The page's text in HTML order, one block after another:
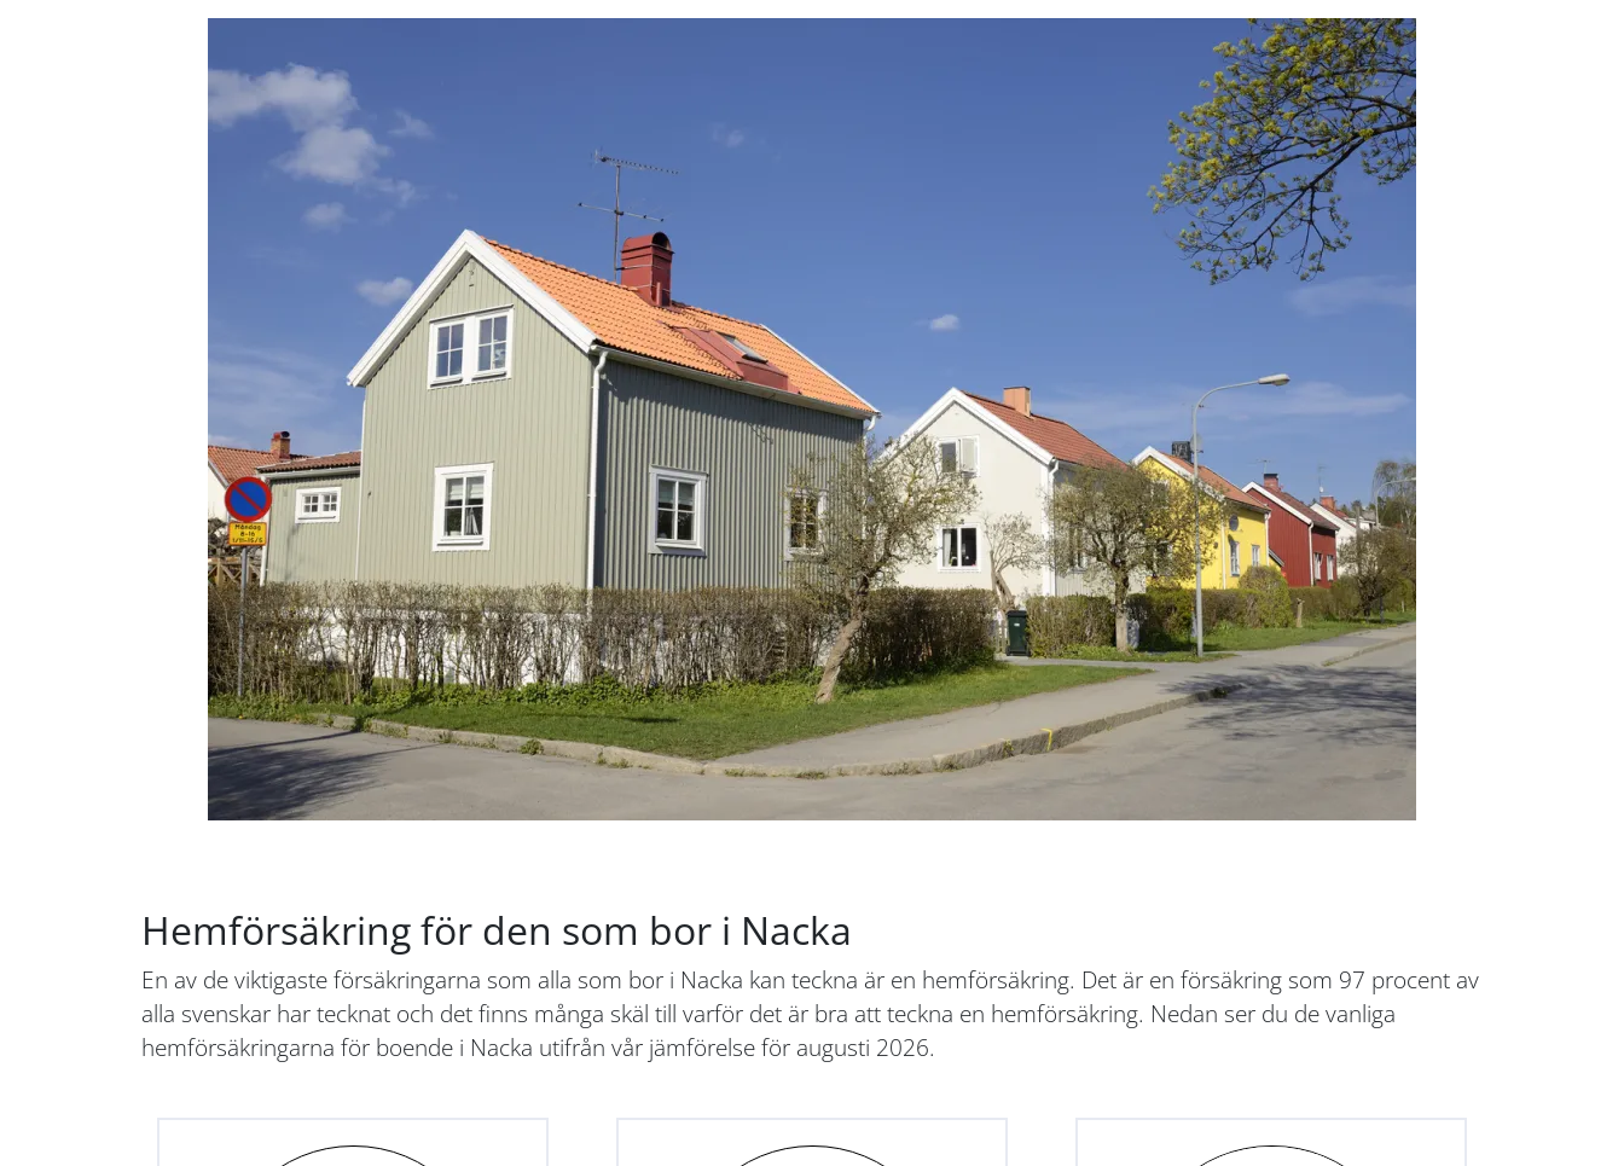
Hemförsäkring för den som bor i Nacka
En av de viktigaste försäkringarna som alla som bor i Nacka kan teckna är en hemförsäkring. Det är en försäkring som 97 procent av
alla svenskar har tecknat och det finns många skäl till varför det är bra att teckna en hemförsäkring. Nedan ser du de vanliga
hemförsäkringarna för boende i Nacka utifrån vår jämförelse för augusti 2026.